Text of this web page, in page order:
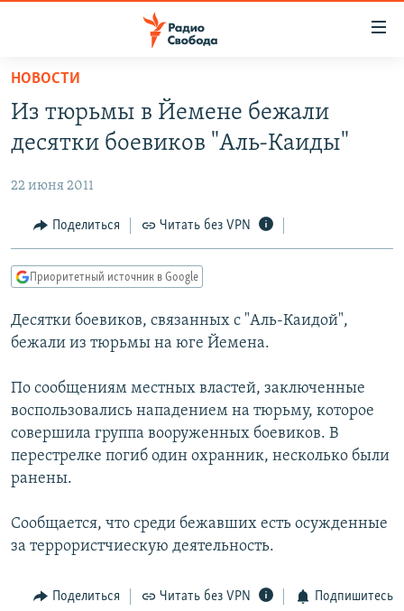
упрощенного
доступа
основному
Вернутся
главной
навигации
Вернутся
ПОДКАСТЫ
ЦИТАТЫ СВОБОДЫ
МНЕНИЯ
IDEL.РЕАЛИИ
КАВКАЗ.РЕАЛИИ
СЕВЕР.РЕАЛИИ
СИБИРЬ.РЕАЛИИ
РАСПИСАНИЕ ВЕЩАНИЯ
ПОДПИШИТЕСЬ НА РАССЫЛКУ
НОВОСТИ
Из тюрьмы в Йемене бежали
десятки боевиков "Аль-Каиды"
22 июня 2011
Поделиться Читать без VPN
Приоритетный источник в Google
Десятки боевиков, связанных с "Аль-Каидой",
бежали из тюрьмы на юге Йемена.
По сообщениям местных властей, заключенные
воспользовались нападением на тюрьму, которое
совершила группа вооруженных боевиков. В
перестрелке погиб один охранник, несколько были
ранены.
Сообщается, что среди бежавших есть осужденные
за террористчиескую деятельность.
Поделиться Читать без VPN Подпишитесь